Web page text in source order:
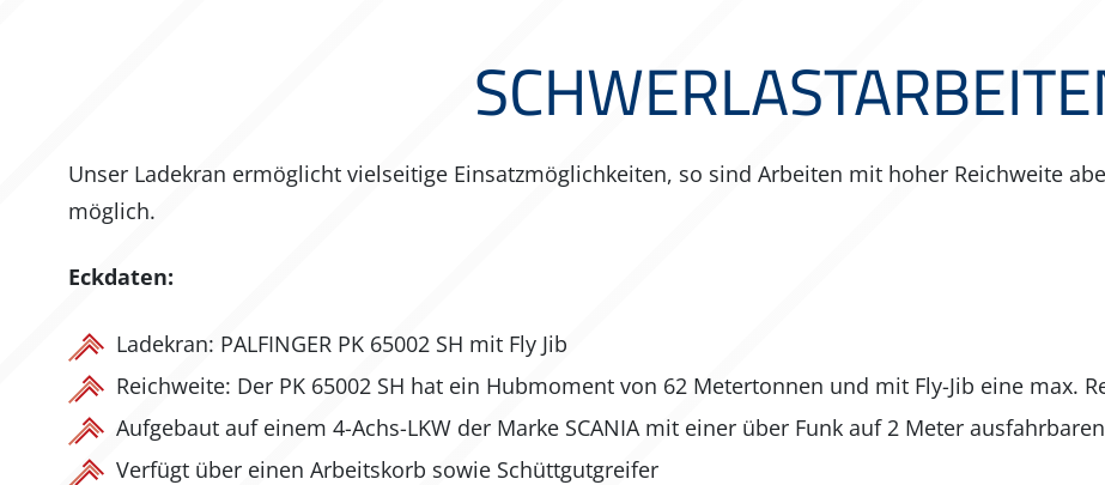
Unser Ladekran ermöglicht vielseitige Einsatzmöglichkeiten, so sind Arbeiten mit hoher Reichweite
möglich.
Eckdaten:
Ladekran: PALFINGER PK 65002 SH mit Fly Jib
Reichweite: Der PK 65002 SH hat ein Hubmoment von 62 Metertonnen und mit Fly-Jib eine max.
Aufgebaut auf einem 4-Achs-LKW der Marke SCANIA mit einer über Funk auf 2 Meter
Verfügt über einen Arbeitskorb sowie Schüttgutgreifer